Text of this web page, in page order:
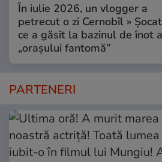
În iulie 2026, un vlogger a
petrecut o zi Cernobîl »
ce a găsit la bazinul de înot
„orașului fantomă”
PARTENERI